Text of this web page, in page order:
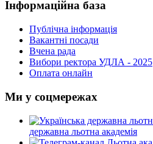
Інформаційна база
Публічна інформація
Вакантні посади
Вчена рада
Вибори ректора УДЛА - 2025
Оплата онлайн
Ми у соцмережах
державна льотна академія